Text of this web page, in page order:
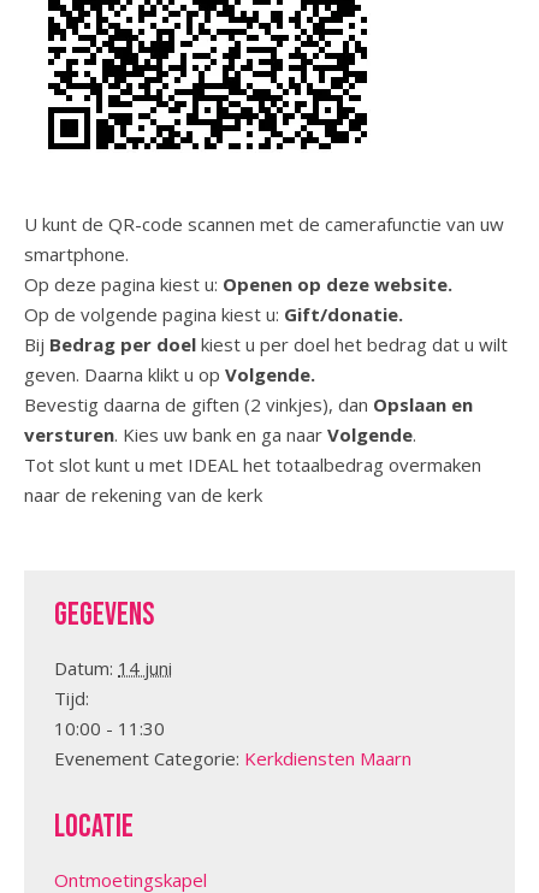
U kunt de QR-code scannen met de camerafunctie van uw
smartphone.
Op deze pagina kiest u: Openen op deze website.
Op de volgende pagina kiest u: Gift/donatie.
Bij Bedrag per doel kiest u per doel het bedrag dat u wilt
geven. Daarna klikt u op Volgende.
Bevestig daarna de giften (2 vinkjes), dan Opslaan en
versturen. Kies uw bank en ga naar Volgende.
Tot slot kunt u met IDEAL het totaalbedrag overmaken
naar de rekening van de kerk
Gegevens
Datum: 14 juni
Tijd:
10:00 - 11:30
Evenement Categorie: Kerkdiensten Maarn
Locatie
Ontmoetingskapel